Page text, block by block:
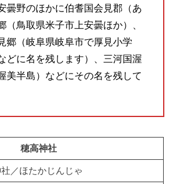
曇野のほかに伯耆国会見郡（あ
（鳥取県米子市上安曇ほか）、
郷（岐阜県岐阜市で厚見小学
どに名を残します）、三河国渥
美半島）などにその名を残して
穂高神社
／ほたかじんじゃ